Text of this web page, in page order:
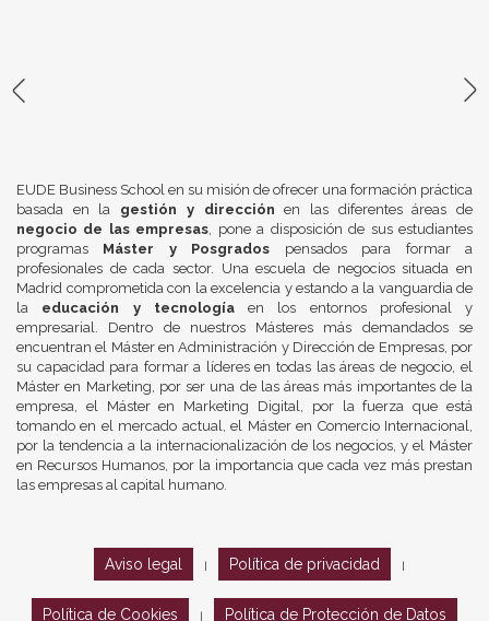
EUDE Business School en su misión de ofrecer una formación práctica
basada en la gestión y dirección en las diferentes áreas de
negocio de las empresas, pone a disposición de sus estudiantes
programas Máster y Posgrados pensados para formar a
profesionales de cada sector. Una escuela de negocios situada en
Madrid comprometida con la excelencia y estando a la vanguardia de
la educación y tecnologíaen los entornos profesional y
empresarial. Dentro de nuestros Másteres más demandados se
encuentran el Máster en Administración y Dirección de Empresas, por
su capacidad para formar a líderes en todas las áreas de negocio, el
Máster en Marketing, por ser una de las áreas más importantes de la
empresa, el Máster en Marketing Digital, por la fuerza que está
tomando en el mercado actual, el Máster en Comercio Internacional,
por la tendencia a la internacionalización de los negocios, y el Máster
en Recursos Humanos, por la importancia que cada vez más prestan
las empresas al capital humano.
Aviso legal Política de privacidad
Política de Cookies Política de Protección de Datos